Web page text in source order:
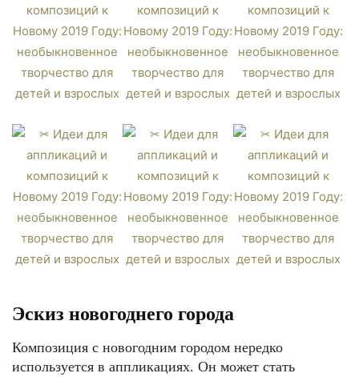
Эскиз новогоднего города
Композиция с новогодним городом нередко
используется в аппликациях. Он может стать